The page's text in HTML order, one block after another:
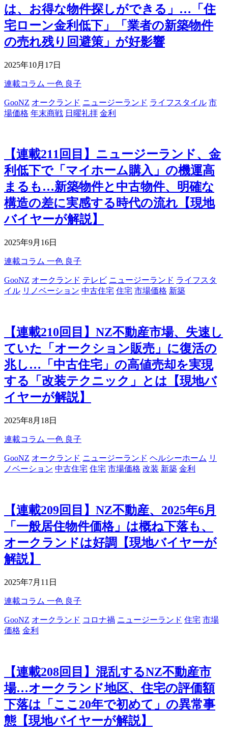
は、お得な物件探しができる」…「住
宅ローン金利低下」「業者の新築物件
の売れ残り回避策」が好影響
2025年10月17日
連載コラム 一色 良子
GooNZ オークランド ニュージーランド ライフスタイル 市
場価格 年末商戦 日曜礼拝 金利
【連載211回目】ニュージーランド、金
利低下で「マイホーム購入」の機運高
まるも…新築物件と中古物件、明確な
構造の差に実感する時代の流れ【現地
バイヤーが解説】
2025年9月16日
連載コラム 一色 良子
GooNZ オークランド テレビ ニュージーランド ライフスタ
イル リノベーション 中古住宅 住宅 市場価格 新築
【連載210回目】NZ不動産市場、失速し
ていた「オークション販売」に復活の
兆し…「中古住宅」の高値売却を実現
する「改装テクニック」とは【現地バ
イヤーが解説】
2025年8月18日
連載コラム 一色 良子
GooNZ オークランド ニュージーランド ヘルシーホーム リ
ノベーション 中古住宅 住宅 市場価格 改装 新築 金利
【連載209回目】NZ不動産、2025年6月
「一般居住物件価格」は概ね下落も、
オークランドは好調【現地バイヤーが
解説】
2025年7月11日
連載コラム 一色 良子
GooNZ オークランド コロナ禍 ニュージーランド 住宅 市場
価格 金利
【連載208回目】混乱するNZ不動産市
場…オークランド地区、住宅の評価額
下落は「ここ20年で初めて」の異常事
態【現地バイヤーが解説】